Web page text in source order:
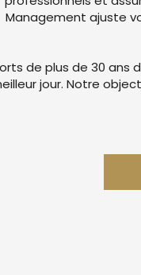
Management ajuste
de plus de 30 ans
jour. Notre